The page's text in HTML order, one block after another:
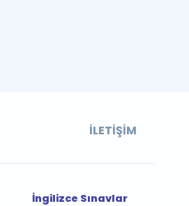
İLETIŞIM
İngilizce Sınavlar